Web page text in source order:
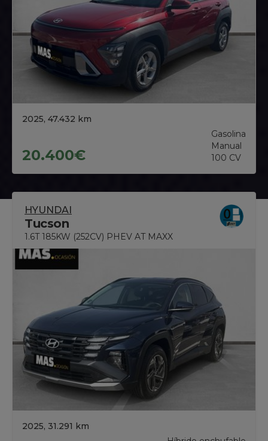
2025, 47.432 km
20.400€
Gasolina
Manual
100 CV
HYUNDAI
Tucson
1.6T 185KW (252CV) PHEV AT MAXX
2025, 31.291 km